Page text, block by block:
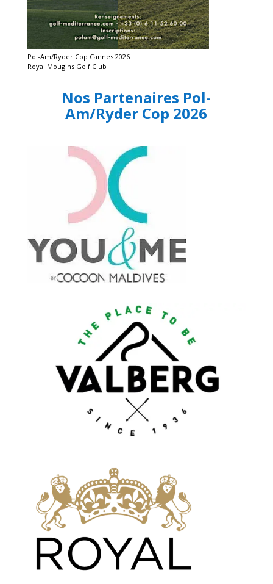
Pol-Am/Ryder Cop Cannes 2026
Royal Mougins Golf Club
Nos Partenaires Pol-
Am/Ryder Cop 2026